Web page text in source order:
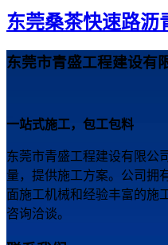
东莞桑茶快速路沥
东莞市青盛工程建设有
一站式施工，包工包料
东莞市青盛工程建设有限公
量，提供施工方案。公司拥
面施工机械和经验丰富的施
咨询洽谈。